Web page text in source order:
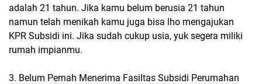
adalah 21 tahun. Jika kamu belum berusia 21 tahun
namun telah menikah kamu juga bisa lho mengajukan
KPR Subsidi ini. Jika sudah cukup usia, yuk segera miliki
rumah impianmu.
3. Belum Pernah Menerima Fasiltas Subsidi Perumahan